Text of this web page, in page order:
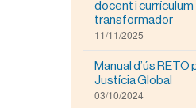
z
a
r
a
docent i currículum
transformador
11/11/2025
Manual d’ús RETO
Justícia Global
03/10/2024